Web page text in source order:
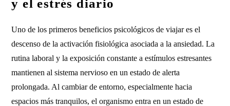
y el estrés diario
Uno de los primeros beneficios psicológicos de viajar es el
descenso de la activación fisiológica asociada a la ansiedad. La
rutina laboral y la exposición constante a estímulos estresantes
mantienen al sistema nervioso en un estado de alerta
prolongada. Al cambiar de entorno, especialmente hacia
espacios más tranquilos, el organismo entra en un estado de